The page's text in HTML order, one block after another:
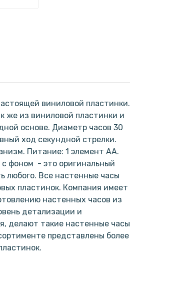
виниловой пластинки.
же из виниловой пластинки и
основе. Диаметр часов 30
ход секундной стрелки.
Питание: 1 элемент АА.
фоном - это оригинальный
любого. Все настенные часы
пластинок. Компания имеет
настенных часов из
детализации и
делают такие настенные часы
представлены более